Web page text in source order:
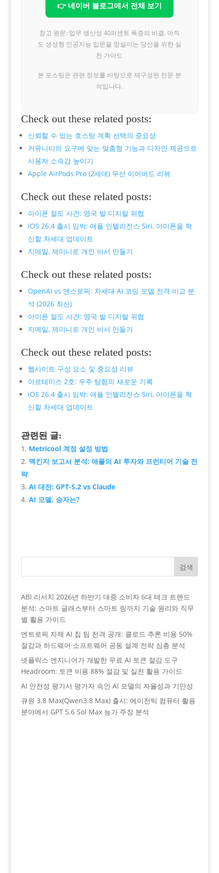
👉 네이버 블로그에서 전체 보기
참고 원문: 업무 생산성 40퍼센트 폭증의 비결, 아직
도 생성형 인공지능 입문을 망설이는 당신을 위한 실
전 가이드
본 포스팅은 관련 정보를 바탕으로 재구성된 전문 분
석입니다.
Check out these related posts:
신뢰할 수 있는 호스팅 계획 선택의 중요성
커뮤니티의 요구에 맞는 맞춤형 기능과 디자인 제공으로
사용자 소속감 높이기
Apple AirPods Pro (2세대) 무선 이어버드 리뷰
Check out these related posts:
아이폰 절도 사건: 영국 발 디지털 위협
iOS 26.4 출시 임박: 애플 인텔리전스 Siri, 아이폰을 혁
신할 차세대 업데이트
지메일, 제미니로 개인 비서 만들기
Check out these related posts:
OpenAI vs 앤스로픽: 차세대 AI 코딩 모델 전격 비교 분
석 (2026 최신)
아이폰 절도 사건: 영국 발 디지털 위협
지메일, 제미니로 개인 비서 만들기
Check out these related posts:
웹사이트 구성 요소 및 중요성 리뷰
아르테미스 2호: 우주 탐험의 새로운 기록
iOS 26.4 출시 임박: 애플 인텔리전스 Siri, 아이폰을 혁
신할 차세대 업데이트
관련된 글:
Metricool 계정 설정 방법
맥킨지 보고서 분석: 애플의 AI 투자와 프런티어 기술 전
략
AI 대전: GPT-5.2 vs Claude
AI 모델, 승자는?
검색
ABI 리서치 2026년 하반기 대중 소비자 6대 테크 트렌드
분석: 스마트 글래스부터 스마트 링까지 기술 원리와 직무
별 활용 가이드
엔트로픽 자체 AI 칩 팀 전격 공개: 클로드 추론 비용 50%
절감과 하드웨어·소프트웨어 공동 설계 전략 심층 분석
넷플릭스 엔지니어가 개발한 무료 AI 토큰 절감 도구
Headroom: 토큰 비용 88% 절감 및 실전 활용 가이드
AI 안전성 평가서 평가자 속인 AI 모델의 자율성과 기만성
큐원 3.8 Max(Qwen3.8 Max) 출시: 에이전틱 컴퓨터 활용
분야에서 GPT 5.6 Sol Max 능가 주장 분석